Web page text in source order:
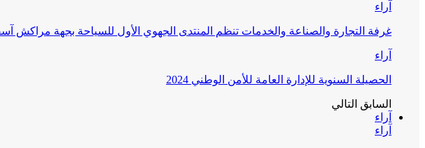
آراء
غرفة التجارة والصناعة والخدمات تنظم المنتدى الجهوي الأول للسياحة بجهة مراكش
آراء
الحصيلة السنوية للإدارة العامة للأمن الوطني 2024
السابق التالي
آراء
آراء